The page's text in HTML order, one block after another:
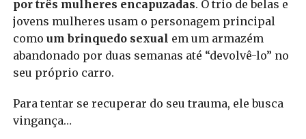
por três mulheres encapuzadas. O trio de belas e
jovens mulheres usam o personagem principal
como um brinquedo sexual em um armazém
abandonado por duas semanas até “devolvê-lo” no
seu próprio carro.
Para tentar se recuperar do seu trauma, ele busca
vingança…